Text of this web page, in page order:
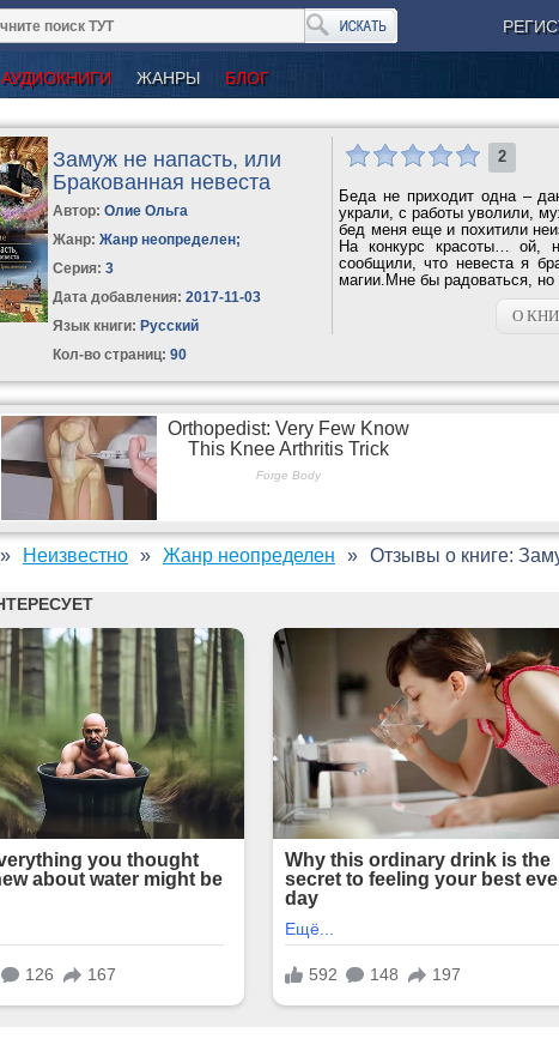
АУДИОКНИГИ ЖАНРЫ БЛОГ
Замуж не напасть, или
Бракованная невеста
Автор:Олие Ольга
Жанр: Жанр неопределен;
Серия:3
Дата добавления: 2017-11-03
Язык книги: Русский
Кол-во страниц: 90
2
Беда не приходит одна –
украли, с работы уволили,
бед меня еще и похитили
На конкурс красоты… ой,
сообщили, что невеста я
магии.Мне бы радоваться,
О
Неизвестно Жанр неопределен Отзывы о книге: